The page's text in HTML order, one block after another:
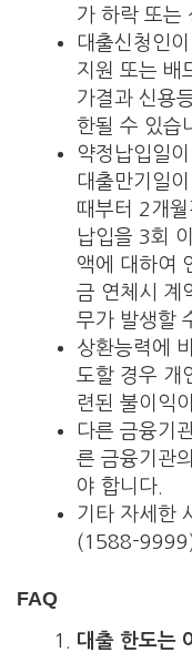
가 하락 또는
대출신청인
지원 또는 배
가결과 신용
한될 수 있습
약정납입일
대출만기일
때부터 2개
납입을 3회
액에 대하여
금 연체시 계
무가 발생할
상환능력에
도할 경우 개
련된 불이익
다른 금융기
른 금융기관
야 합니다.
기타 자세한
(1588-9999)
FAQ
대출 한도는